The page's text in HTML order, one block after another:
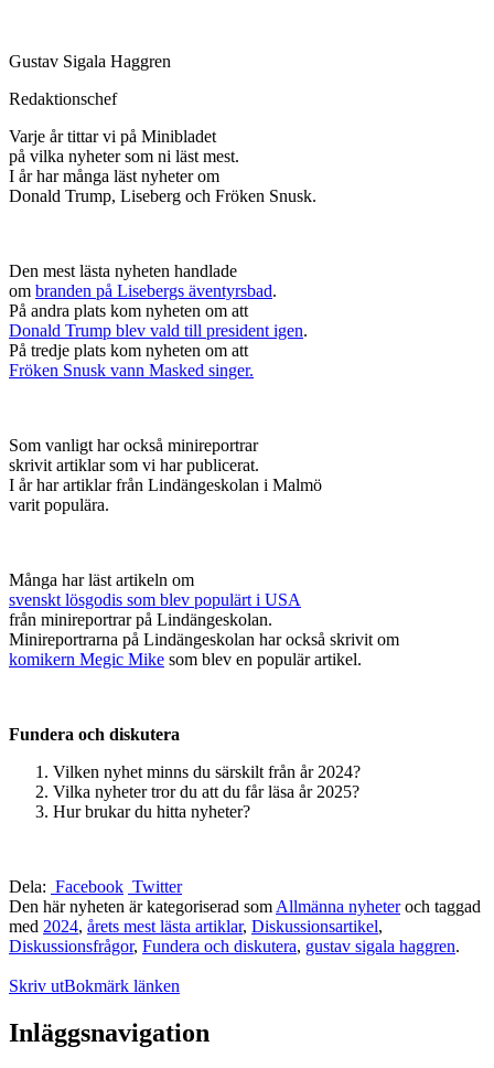
Gustav Sigala Haggren
Redaktionschef
Varje år tittar vi på Minibladet
på vilka nyheter som ni läst mest.
I år har många läst nyheter om
Donald Trump, Liseberg och Fröken Snusk.
Den mest lästa nyheten handlade
om branden på Lisebergs äventyrsbad.
På andra plats kom nyheten om att
Donald Trump blev vald till president igen.
På tredje plats kom nyheten om att
Fröken Snusk vann Masked singer.
Som vanligt har också minireportrar
skrivit artiklar som vi har publicerat.
I år har artiklar från Lindängeskolan i Malmö
varit populära.
Många har läst artikeln om
svenskt lösgodis som blev populärt i USA
från minireportrar på Lindängeskolan.
Minireportrarna på Lindängeskolan har också skrivit om
komikern Megic Mike som blev en populär artikel.
Fundera och diskutera
Vilken nyhet minns du särskilt från år 2024?
Vilka nyheter tror du att du får läsa år 2025?
Hur brukar du hitta nyheter?
Dela: Facebook Twitter
Den här nyheten är kategoriserad som Allmänna nyheteroch taggad
med 2024, årets mest lästa artiklar, Diskussionsartikel,
Diskussionsfrågor, Fundera och diskutera, gustav sigala haggren.
Skriv utBokmärk länken
Inläggsnavigation